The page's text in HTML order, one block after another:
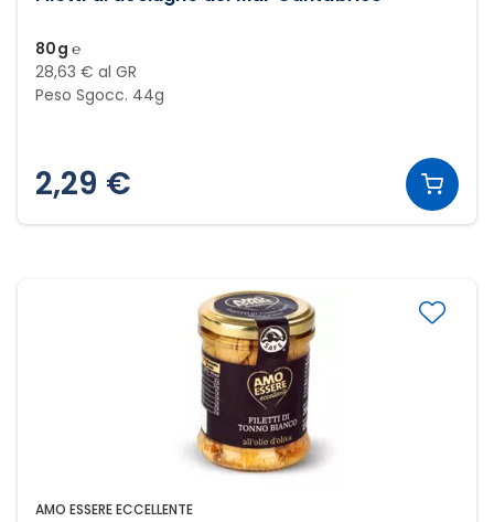
80g ℮
28,63 € al GR
Peso Sgocc. 44g
2,29 €
AMO ESSERE ECCELLENTE